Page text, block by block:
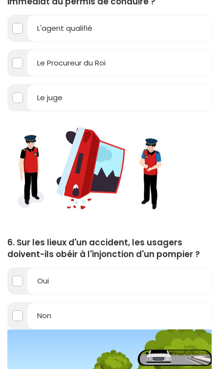
L'agent qualifié
Le Procureur du Roi
Le juge
6. Sur les lieux d'un accident, les usagers
doivent-ils obéir à l'injonction d'un pompier ?
Oui
Non